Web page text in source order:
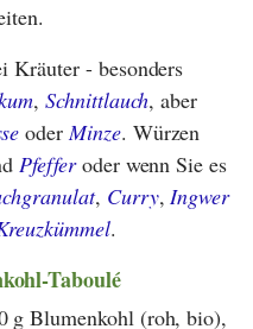
Kräuter - besonders
,Schnittlauch, aber
oderMinze. Würzen
Pfefferoder wenn Sie es
, Curry,Ingwer
.
Taboulé
g Blumenkohl (roh, bio),